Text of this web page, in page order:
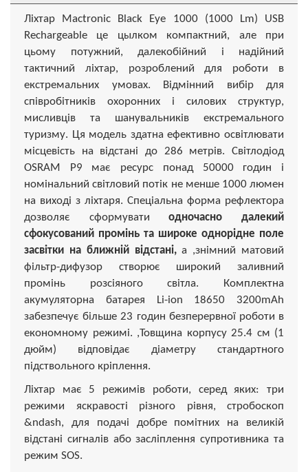
Ліхтар Mactronic Black Eye 1000 (1000 Lm) USB
Rechargeable це цылком компактний, але при
цьому потужний, далекобійний і надійний
тактичний ліхтар, розроблений для роботи в
екстремальних умовах. Відмінний вибір для
співробітників охоронних і силових структур,
мисливців та шанувальників екстремального
туризму. Ця модель здатна ефективно освітлювати
місцевість на відстані до 286 метрів. Світлодіод
OSRAM P9 має ресурс понад 50000 годин і
номінальний світловий потік не менше 1000 люмен
на виході з ліхтаря. Спеціальна форма рефлектора
дозволяє сформуватиодночасно далекий
сфокусований промінь та широке однорідне поле
засвітки на ближній відстані,а ,знімний матовий
фільтр-дифузор створює широкий заливний
промінь розсіяного світла. Комплектна
акумуляторна батарея Li-ion 18650 3200mAh
забезпечує більше 23 годин безперервної роботи в
економному режимі. ,Товщина корпусу 25.4 см (1
дюйм) відповідає діаметру стандартного
підствольного кріплення.
Ліхтар має 5 режимів роботи, серед яких: три
режими яскравості різного рівня, стробоскоп
&ndash, для подачі добре помітних на великій
відстані сигналів або засліплення супротивника та
режим SOS.